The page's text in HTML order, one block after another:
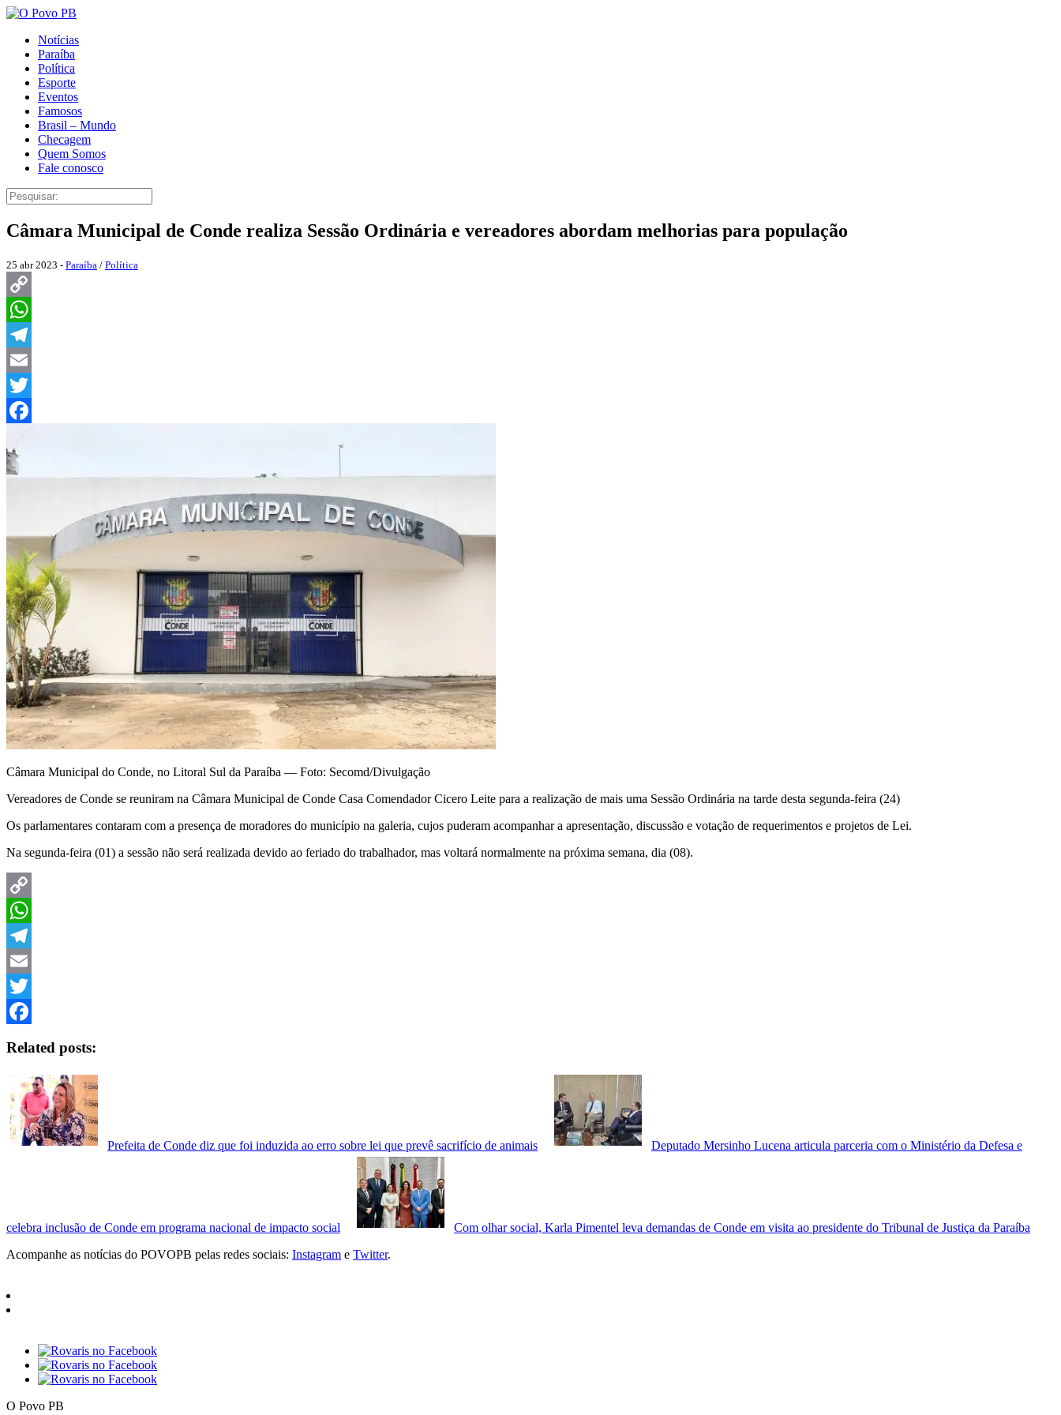
Notícias
Paraíba
Política
Esporte
Eventos
Famosos
Brasil – Mundo
Checagem
Quem Somos
Fale conosco
Câmara Municipal de Conde realiza Sessão Ordinária e vereadores abordam melhorias para população
25 abr 2023 - Paraíba / Política
Copy
Link
WhatsApp
Telegram
Email
Twitter
Câmara Municipal do Conde, no Litoral Sul da Paraíba — Foto: Secomd/Divulgação
Vereadores de Conde se reuniram na Câmara Municipal de Conde Casa Comendador Cicero Leite para a realização de mais uma Sessão Ordinária na tarde desta segunda-feira (24)
Os parlamentares contaram com a presença de moradores do município na galeria, cujos puderam acompanhar a apresentação, discussão e votação de requerimentos e projetos de Lei.
Na segunda-feira (01) a sessão não será realizada devido ao feriado do trabalhador, mas voltará normalmente na próxima semana, dia (08).
Copy
Link
WhatsApp
Telegram
Email
Twitter
Related posts:
Prefeita de Conde diz que foi induzida ao erro sobre lei que prevê sacrifício de animais Deputado Mersinho Lucena articula parceria com o Ministério da Defesa e
celebra inclusão de Conde em programa nacional de impacto social
Com olhar social, Karla Pimentel leva demandas de Conde em visita ao presidente do Tribunal de Justiça da Paraíba
Acompanhe as notícias do POVOPB pelas redes sociais: Instagram e Twitter.
O Povo PB